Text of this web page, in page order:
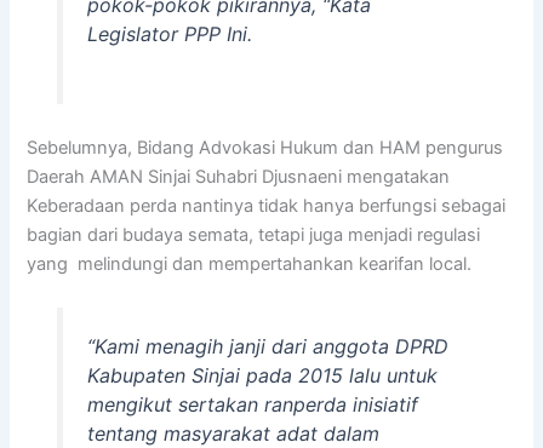
pokok-pokok pikirannya, “Kata
Legislator PPP Ini.
Sebelumnya, Bidang Advokasi Hukum dan HAM pengurus
Daerah AMAN Sinjai Suhabri Djusnaeni mengatakan
Keberadaan perda nantinya tidak hanya berfungsi sebagai
bagian dari budaya semata, tetapi juga menjadi regulasi
yang melindungi dan mempertahankan kearifan local.
“Kami menagih janji dari anggota DPRD
Kabupaten Sinjai pada 2015 lalu untuk
mengikut sertakan ranperda inisiatif
tentang masyarakat adat dalam